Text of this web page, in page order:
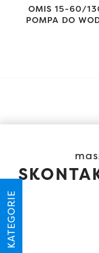
KATEGORIE
OMIS 15-60/
POMPA DO